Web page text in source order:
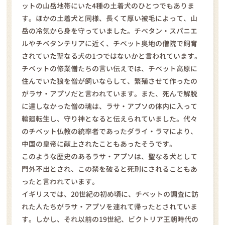
ットの山岳地帯にいた4種の土着犬のひとつでもありま
す。ほかの土着犬と同様、長くて厚い被毛によって、山
岳の冷気から身を守っていました。チベタン・スパニエ
ルやチベタンテリアに近く、チベット奥地の僧院で飼育
されていた聖なる犬の1つではないかと言われています。
チベットの修業僧たちの言い伝えでは、チベット高原に
住んでいた狼を僧が飼いならして、繁殖させて作ったの
がラサ・アプソだと言われています。また、死んで解脱
に達しなかった僧の魂は、ラサ・アプソの体内に入って
輪廻転生し、守り神となると伝えられていました。代々
のチベット仏教の統率者であったダライ・ラマにより、
中国の皇帝に献上されたこともあったそうです。
このような歴史のあるラサ・アプソは、聖なる犬として
門外不出とされ、この禁を破ると死刑にされることもあ
ったと言われています。
イギリスでは、20世紀の初め頃に、チベットの調査に訪
れた人たちがラサ・アプソを連れて帰ったとされていま
す。しかし、それ以前の19世紀、ビクトリア王朝時代の